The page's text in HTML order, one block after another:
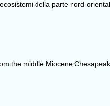
della parte nord-
the middle Miocene